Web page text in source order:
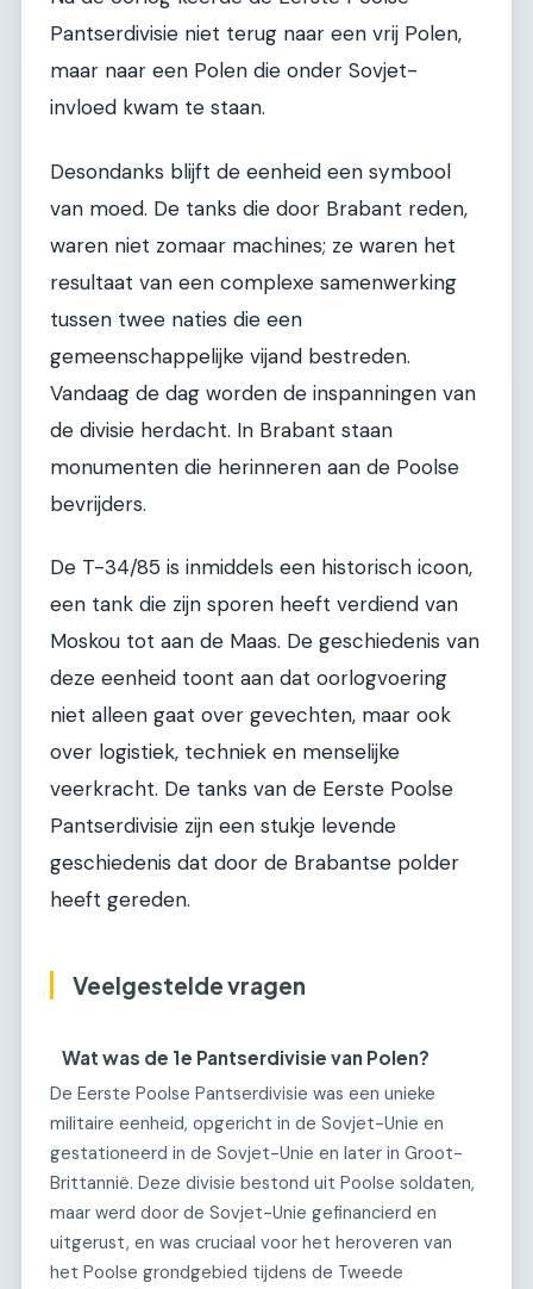
Pantserdivisie niet terug naar een vrij Polen,
maar naar een Polen die onder Sovjet-
invloed kwam te staan.
Desondanks blijft de eenheid een symbool
van moed. De tanks die door Brabant reden,
waren niet zomaar machines; ze waren het
resultaat van een complexe samenwerking
tussen twee naties die een
gemeenschappelijke vijand bestreden.
Vandaag de dag worden de inspanningen van
de divisie herdacht. In Brabant staan
monumenten die herinneren aan de Poolse
bevrijders.
De T-34/85 is inmiddels een historisch icoon,
een tank die zijn sporen heeft verdiend van
Moskou tot aan de Maas. De geschiedenis van
deze eenheid toont aan dat oorlogvoering
niet alleen gaat over gevechten, maar ook
over logistiek, techniek en menselijke
veerkracht. De tanks van de Eerste Poolse
Pantserdivisie zijn een stukje levende
geschiedenis dat door de Brabantse polder
heeft gereden.
Veelgestelde vragen
Wat was de 1e Pantserdivisie van Polen?
De Eerste Poolse Pantserdivisie was een unieke
militaire eenheid, opgericht in de Sovjet-Unie en
gestationeerd in de Sovjet-Unie en later in Groot-
Brittannië. Deze divisie bestond uit Poolse soldaten,
maar werd door de Sovjet-Unie gefinancierd en
uitgerust, en was cruciaal voor het heroveren van
het Poolse grondgebied tijdens de Tweede